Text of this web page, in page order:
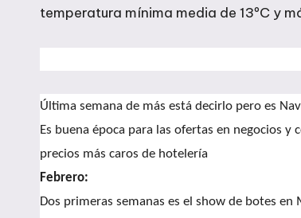
temperatura mínima media de 13ºC y
Última semana de más está decirlo pero es
Es buena época para las ofertas en negocios
precios más caros de hotelería
Febrero:
Dos primeras semanas es el show de botes